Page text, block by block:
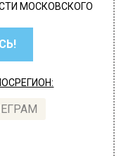
МОСКОВСКОГО